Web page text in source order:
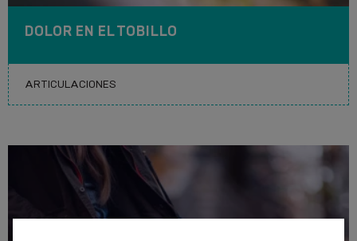
DOLOR EN EL TOBILLO